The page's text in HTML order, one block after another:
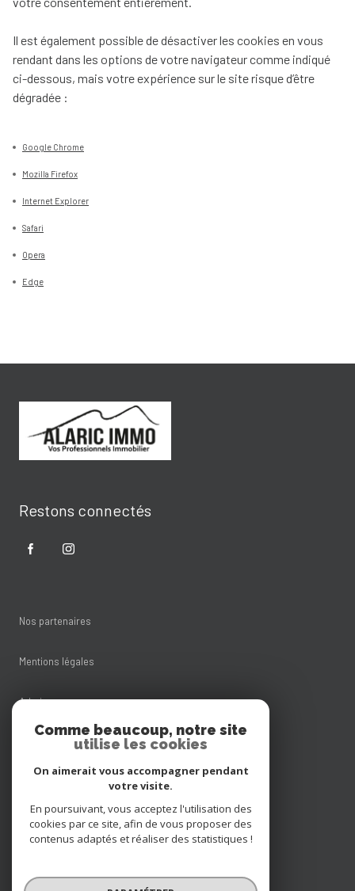
Il est également possible de désactiver les cookies en vous
rendant dans les options de votre navigateur comme indiqué
ci-dessous, mais votre expérience sur le site risque d’être
dégradée :
Google Chrome
Mozilla Firefox
Internet Explorer
Safari
Opera
Edge
Restons connectés
Nos partenaires
Mentions légales
Admin
Nos honoraires
Cookies
© 2026 | Tous droits réservés
Comme beaucoup, notre site
utilise les cookies
On aimerait vous accompagner pendant
votre visite.
En poursuivant, vous acceptez l'utilisation des
cookies par ce site, afin de vous proposer des
contenus adaptés et réaliser des statistiques !